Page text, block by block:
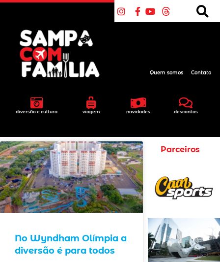
diversão e cultura viagem novidades descontos
Quem somos Contato
No Wyndham Olímpia a
diversão é para todos
Parceiros